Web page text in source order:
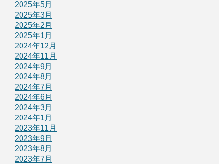
2025年5月
2025年3月
2025年2月
2025年1月
2024年12月
2024年11月
2024年9月
2024年8月
2024年7月
2024年6月
2024年3月
2024年1月
2023年11月
2023年9月
2023年8月
2023年7月